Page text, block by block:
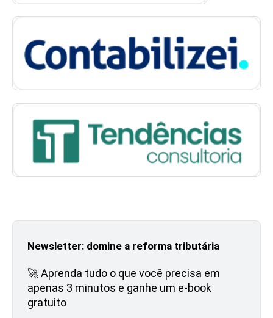
Newsletter: domine a reforma tributária
🚀 Aprenda tudo o que você precisa em
apenas 3 minutos e ganhe um e-book
gratuito